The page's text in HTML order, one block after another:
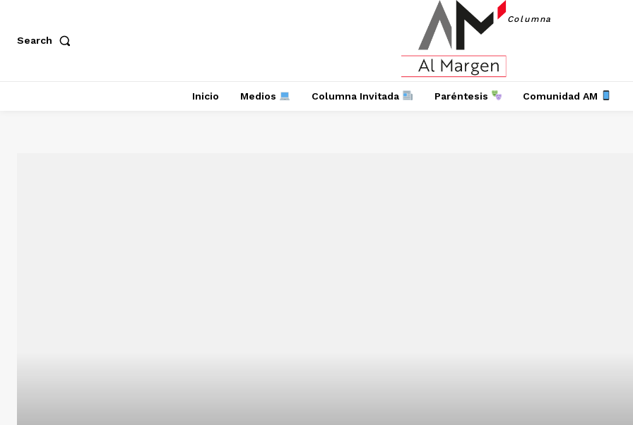
Search
Columna
Inicio Medios Columna Invitada Paréntesis Comunidad AM